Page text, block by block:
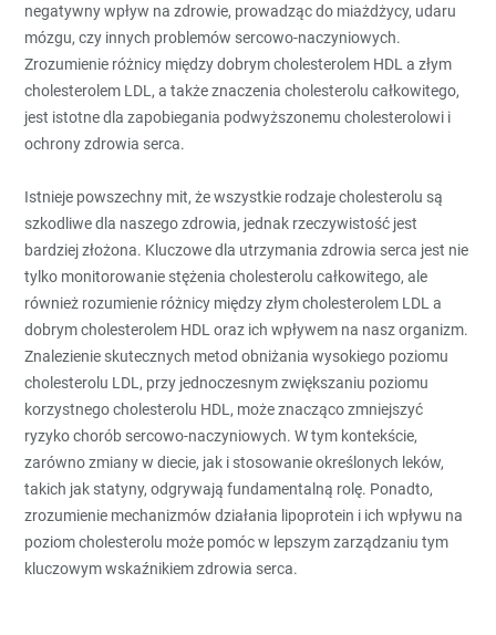
negatywny wpływ na zdrowie, prowadząc do miażdżycy, udaru
mózgu, czy innych problemów sercowo-naczyniowych.
Zrozumienie różnicy między dobrym cholesterolem HDL a złym
cholesterolem LDL, a także znaczenia cholesterolu całkowitego,
jest istotne dla zapobiegania podwyższonemu cholesterolowi i
ochrony zdrowia serca.
Istnieje powszechny mit, że wszystkie rodzaje cholesterolu są
szkodliwe dla naszego zdrowia, jednak rzeczywistość jest
bardziej złożona. Kluczowe dla utrzymania zdrowia serca jest nie
tylko monitorowanie stężenia cholesterolu całkowitego, ale
również rozumienie różnicy między złym cholesterolem LDL a
dobrym cholesterolem HDL oraz ich wpływem na nasz organizm.
Znalezienie skutecznych metod obniżania wysokiego poziomu
cholesterolu LDL, przy jednoczesnym zwiększaniu poziomu
korzystnego cholesterolu HDL, może znacząco zmniejszyć
ryzyko chorób sercowo-naczyniowych. W tym kontekście,
zarówno zmiany w diecie, jak i stosowanie określonych leków,
takich jak statyny, odgrywają fundamentalną rolę. Ponadto,
zrozumienie mechanizmów działania lipoprotein i ich wpływu na
poziom cholesterolu może pomóc w lepszym zarządzaniu tym
kluczowym wskaźnikiem zdrowia serca.